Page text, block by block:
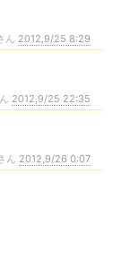
2012,9/25 8:29
2012,9/25 22:35
ん 2012,9/26 0:07